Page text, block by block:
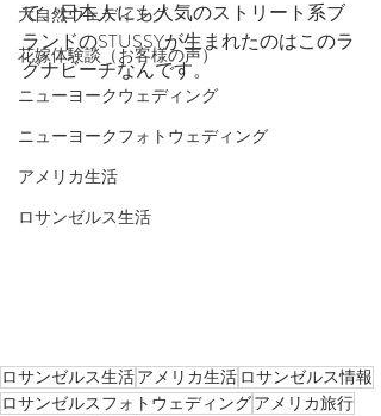
大自然ウェディング
花嫁体験談（お客様の声）
ニューヨークウェディング
ニューヨークフォトウェディング
アメリカ生活
ロサンゼルス生活
で、日本人にも人気のストリート系ブ
ランドのSTUSSYが生まれたのはこのラ
グナビーチなんです。
ロサンゼルス生活アメリカ生活 ロサンゼルス情報
ロサンゼルスフォトウェディングアメリカ旅行